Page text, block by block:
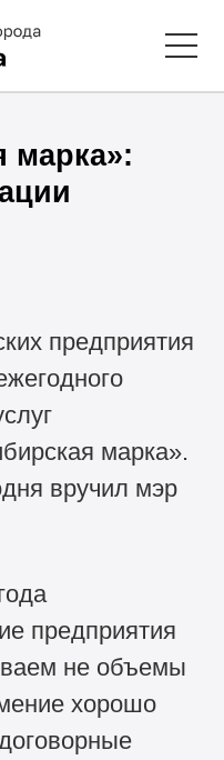
марка»:
предприятия
марка».
вручил мэр
предприятия
не объемы
хорошо